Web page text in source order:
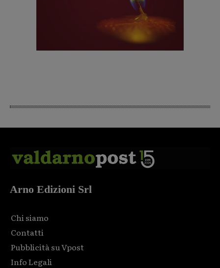
Arno Edizioni Srl
Chi siamo
Contatti
Pubblicità su Vpost
Info Legali